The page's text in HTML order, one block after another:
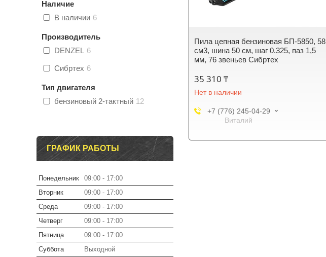
Пила цепная бензиновая БП-5850, 58
см3, шина 50 см, шаг 0.325, паз 1,5
мм, 76 звеньев Сибртех
35 310 ₸
Нет в наличии
+7 (776) 245-04-29
Виталий
Наличие
В наличии 6
Производитель
DENZEL
6
Сибртех 6
Тип двигателя
бензиновый 2-тактный 12
ГРАФИК РАБОТЫ
Понедельник 09:00
17:00
Вторник
09:00
17:00
Среда
09:00
17:00
Четверг
09:00
17:00
Пятница
09:00
17:00
Суббота
Выходной